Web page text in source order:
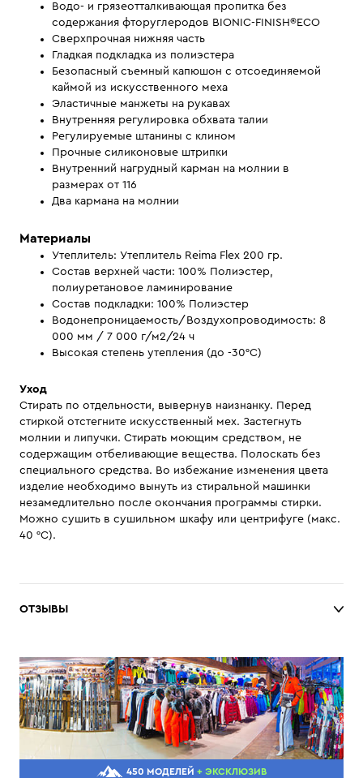
Водо- и грязеотталкивающая пропитка без
содержания фторуглеродов BIONIC-FINISH®ECO
Сверхпрочная нижняя часть
Гладкая подкладка из полиэстера
Безопасный съемный капюшон с отсоединяемой
каймой из искусственного меха
Эластичные манжеты на рукавах
Внутренняя регулировка обхвата талии
Регулируемые штанины с клином
Прочные силиконовые штрипки
Внутренний нагрудный карман на молнии в
размерах от 116
Два кармана на молнии
Материалы
Утеплитель: Утеплитель Reima Flex 200 гр.
Состав верхней части: 100% Полиэстер,
полиуретановое ламинирование
Состав подкладки: 100% Полиэстер
Водонепроницаемость/Воздухопроводимость: 8
000 мм / 7 000 г/м2/24 ч
Высокая степень утепления (до -30°С)
Уход
Стирать по отдельности, вывернув наизнанку. Перед
стиркой отстегните искусственный мех. Застегнуть
молнии и липучки. Стирать моющим средством, не
содержащим отбеливающие вещества. Полоскать без
специального средства. Во избежание изменения цвета
изделие необходимо вынуть из стиральной машинки
незамедлительно после окончания программы стирки.
Можно сушить в сушильном шкафу или центрифуге (макс.
40 °C).
ОТЗЫВЫ
450 МОДЕЛЕЙ + ЭКСКЛЮЗИВ